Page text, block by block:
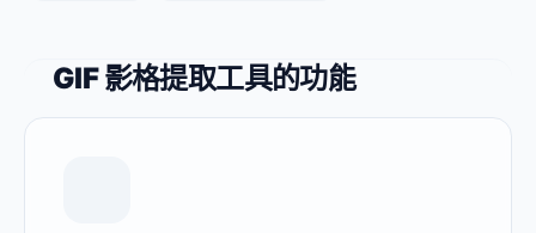
GIF 影格提取工具的功能